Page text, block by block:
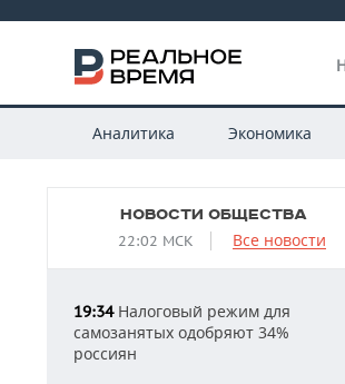
Аналитика Экономика
НОВОСТИ ОБЩЕСТВА
22:02 МСК Все новости
19:34Налоговый режим для
самозанятых одобряют 34%
россиян